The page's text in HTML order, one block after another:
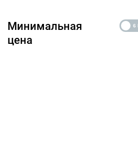
Минимальная
цена